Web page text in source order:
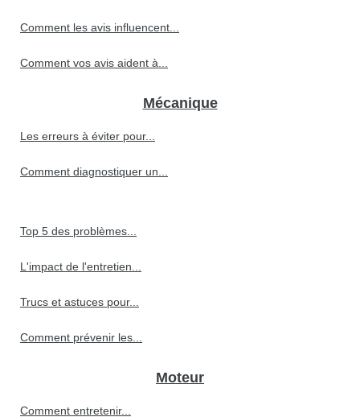
Comment les avis influencent...
Comment vos avis aident à...
Mécanique
Les erreurs à éviter pour...
Comment diagnostiquer un...
Top 5 des problèmes...
L'impact de l'entretien...
Trucs et astuces pour...
Comment prévenir les...
Moteur
Comment entretenir...